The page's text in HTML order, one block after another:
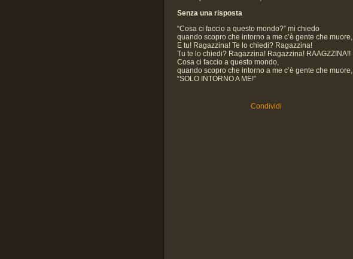
Senza una risposta
“Cosa ci faccio a questo mondo?” mi chiedo
quando scopro che intorno a me c’è gente che muore,
E tu! Ragazzina! Te lo chiedi? Ragazzina!
Tu te lo chiedi? Ragazzina! Ragazzina! RAAGZZINA!!
Cosa ci faccio a questo mondo,
quando scopro che intorno a me c’è gente che muore,
“SOLO INTORNO A ME!”
Condividi